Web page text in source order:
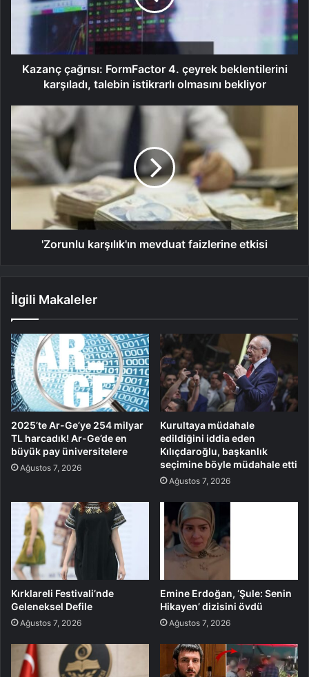
Kazanç çağrısı: FormFactor 4. çeyrek beklentilerini
karşıladı, talebin istikrarlı olmasını bekliyor
'Zorunlu karşılık'ın mevduat faizlerine etkisi
İlgili Makaleler
2025’te Ar-Ge’ye 254 milyar
TL harcadık! Ar-Ge’de en
büyük pay üniversitelere
Ağustos 7, 2026
Kurultaya müdahale
edildiğini iddia eden
Kılıçdaroğlu, başkanlık
seçimine böyle müdahale etti
Ağustos 7, 2026
Kırklareli Festivali’nde
Geleneksel Defile
Ağustos 7, 2026
Emine Erdoğan, ‘Şule: Senin
Hikayen’ dizisini övdü
Ağustos 7, 2026